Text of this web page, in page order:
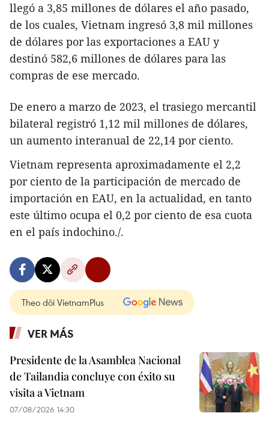
llegó a 3,85 millones de dólares el año pasado,
de los cuales, Vietnam ingresó 3,8 mil millones
de dólares por las exportaciones a EAU y
destinó 582,6 millones de dólares para las
compras de ese mercado.
De enero a marzo de 2023, el trasiego mercantil
bilateral registró 1,12 mil millones de dólares,
un aumento interanual de 22,14 por ciento.
Vietnam representa aproximadamente el 2,2
por ciento de la participación de mercado de
importación en EAU, en la actualidad, en tanto
este último ocupa el 0,2 por ciento de esa cuota
en el país indochino./.
Theo dõi VietnamPlus
VER MÁS
Presidente de la Asamblea Nacional
de Tailandia concluye con éxito su
visita a Vietnam
07/08/2026 14:30